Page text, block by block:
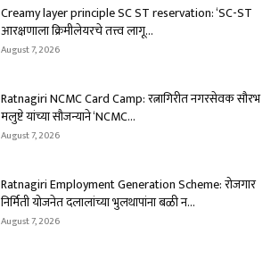
Creamy layer principle SC ST reservation: ‘SC-ST
आरक्षणाला क्रिमीलेयरचे तत्त्व लागू...
August 7, 2026
Ratnagiri NCMC Card Camp: रत्नागिरीत नगरसेवक सौरभ
मलुष्टे यांच्या सौजन्याने ‘NCMC...
August 7, 2026
Ratnagiri Employment Generation Scheme: रोजगार
निर्मिती योजनेत दलालांच्या भुलथापांना बळी न...
August 7, 2026